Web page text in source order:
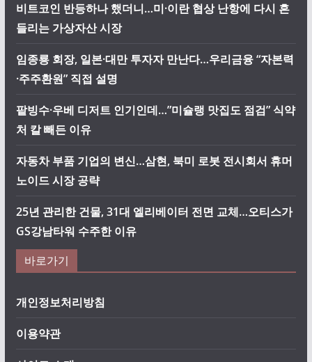
비트코인 반등하나 했더니…미·이란 협상 난항에 다시 흔
들리는 가상자산 시장
임종룡 회장, 일본·대만 투자자 만난다…우리금융 “자본력
·주주환원” 직접 설명
팥빙수·우베 디저트 인기인데…”미슐랭 맛집도 점검” 식약
처 칼 빼든 이유
자동차 부품 기업의 변신…삼현, 북미 로봇 전시회서 휴머
노이드 시장 공략
25년 관리한 건물, 31대 엘리베이터 전면 교체…오티스가
GS강남타워 수주한 이유
바로가기
개인정보처리방침
이용약관